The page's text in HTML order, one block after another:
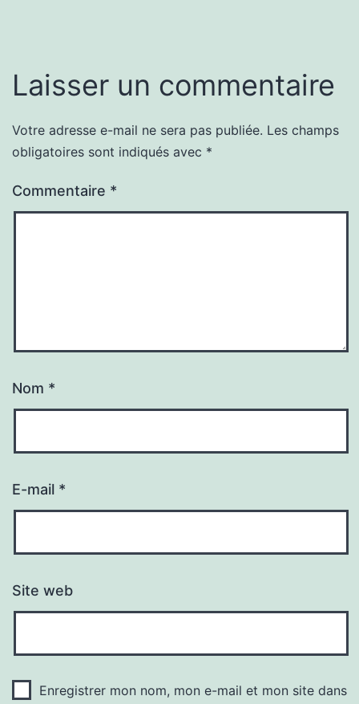
Laisser un commentaire
Votre adresse e-mail ne sera pas publiée. Les champs
obligatoires sont indiqués avec *
Commentaire *
Nom *
E-mail *
Site web
Enregistrer mon nom, mon e-mail et mon site dans